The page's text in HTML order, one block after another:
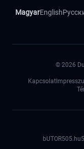
MagyarEnglish
© 2026
Kapcsolat
bUTOR505.hu